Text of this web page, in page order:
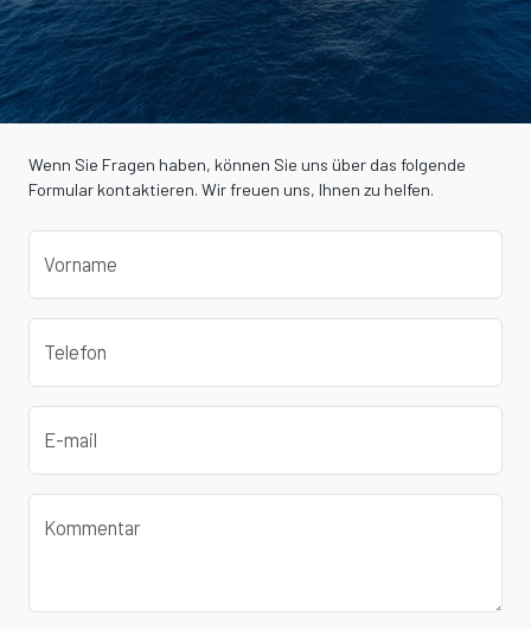
Wenn Sie Fragen haben, können Sie uns über das folgende
Formular kontaktieren. Wir freuen uns, Ihnen zu helfen.
Vorname
Telefon
E-mail
Kommentar